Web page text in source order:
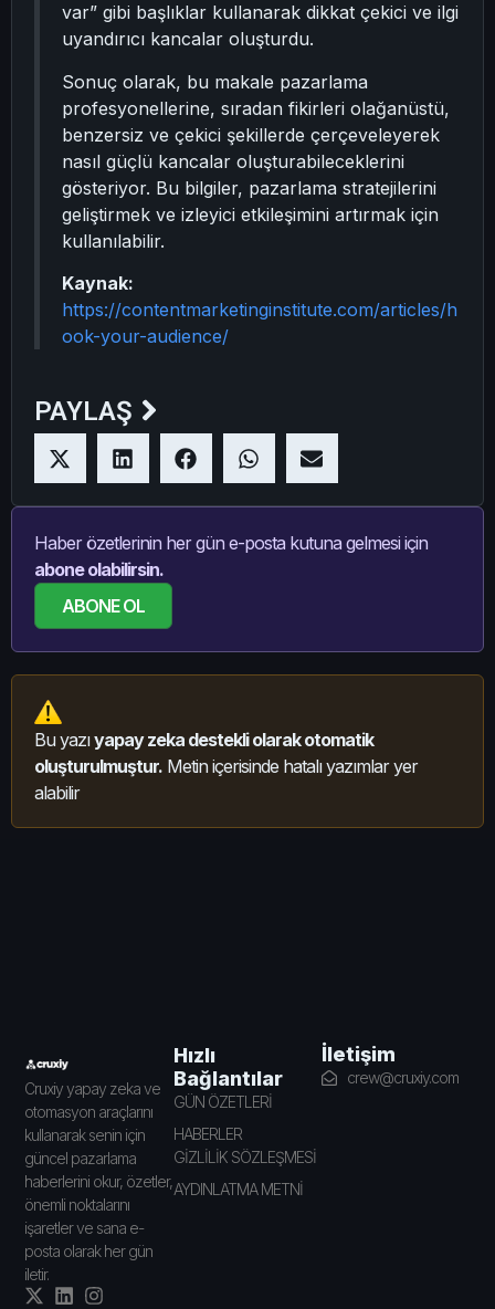
var” gibi başlıklar kullanarak dikkat çekici ve ilgi
uyandırıcı kancalar oluşturdu.
Sonuç olarak, bu makale pazarlama
profesyonellerine, sıradan fikirleri olağanüstü,
benzersiz ve çekici şekillerde çerçeveleyerek
nasıl güçlü kancalar oluşturabileceklerini
gösteriyor. Bu bilgiler, pazarlama stratejilerini
geliştirmek ve izleyici etkileşimini artırmak için
kullanılabilir.
Kaynak:
https://contentmarketinginstitute.com/articles/h
ook-your-audience/
PAYLAŞ
Haber özetlerinin her gün e-posta kutuna gelmesi için
abone olabilirsin.
ABONE OL
Bu yazıyapay zeka destekli olarak otomatik
oluşturulmuştur. Metin içerisinde hatalı yazımlar yer
alabilir
Cruxiy yapay zeka ve
otomasyon araçlarını
kullanarak senin için
güncel pazarlama
haberlerini okur, özetler,
önemli noktalarını
işaretler ve sana e-
posta olarak her gün
iletir.
Hızlı
Bağlantılar
GÜN ÖZETLERİ
HABERLER
GİZLİLİK SÖZLEŞMESİ
AYDINLATMA METNİ
İletişim
crew@cruxiy.com